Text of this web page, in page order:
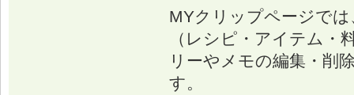
MYクリップページで
（レシピ・アイテム・
リーやメモの編集・削
す。